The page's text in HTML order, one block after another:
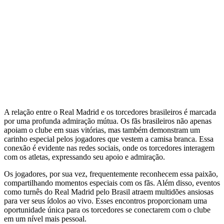
A relação entre o Real Madrid e os torcedores brasileiros é marcada
por uma profunda admiração mútua. Os fãs brasileiros não apenas
apoiam o clube em suas vitórias, mas também demonstram um
carinho especial pelos jogadores que vestem a camisa branca. Essa
conexão é evidente nas redes sociais, onde os torcedores interagem
com os atletas, expressando seu apoio e admiração.
Os jogadores, por sua vez, frequentemente reconhecem essa paixão,
compartilhando momentos especiais com os fãs. Além disso, eventos
como turnês do Real Madrid pelo Brasil atraem multidões ansiosas
para ver seus ídolos ao vivo. Esses encontros proporcionam uma
oportunidade única para os torcedores se conectarem com o clube
em um nível mais pessoal.